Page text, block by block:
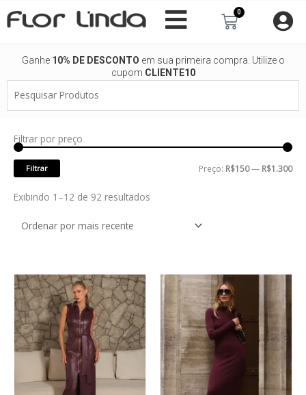
para
0
Carrinho
Ganhe 10% DE DESCONTO em sua primeira compra. Utilize o
cupom CLIENTE10
Produtos
Filtrar por preço
Filtrar Preço: R$150— R$1.300
Exibindo 1–12 de 92 resultados
Este
produto
tem
várias
variantes.
As
opções
produto
tem
várias
variantes.
As
opções
podem